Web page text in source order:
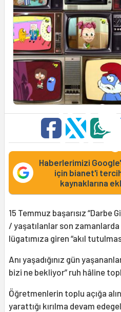
Haberlerimizi
için bianet'i
kaynaklarına
15 Temmuz başarısız “Darbe
/ yaşatılanlar son zamanlarda
lügatımıza giren “akıl
Anı yaşadığınız gün
bizi ne bekliyor” ruh hâline
Öğretmenlerin toplu açığa
yarattığı kırılma devam